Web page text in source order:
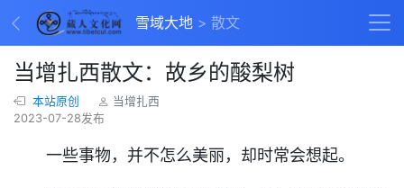
雪域大地 散文
当增扎西散文：故乡的酸梨树
本站原创
当增扎西
2023-07-28发布
一些事物，并不怎么美丽，却时常会想起。